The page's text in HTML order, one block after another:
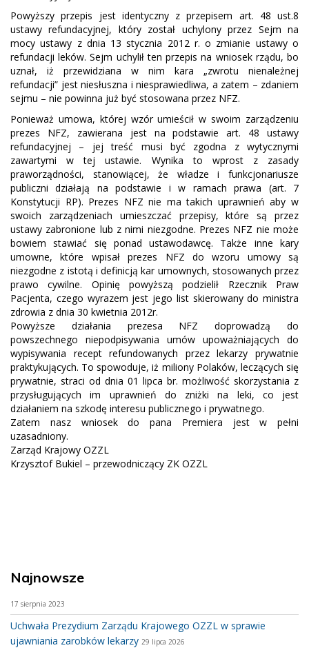
Powyższy przepis jest identyczny z przepisem art. 48 ust.8
ustawy refundacyjnej, który został uchylony przez Sejm na
mocy ustawy z dnia 13 stycznia 2012 r. o zmianie ustawy o
refundacji leków. Sejm uchylił ten przepis na wniosek rządu, bo
uznał, iż przewidziana w nim kara „zwrotu nienależnej
refundacji” jest niesłuszna i niesprawiedliwa, a zatem – zdaniem
sejmu – nie powinna już być stosowana przez NFZ.
Ponieważ umowa, której wzór umieścił w swoim zarządzeniu
prezes NFZ, zawierana jest na podstawie art. 48 ustawy
refundacyjnej – jej treść musi być zgodna z wytycznymi
zawartymi w tej ustawie. Wynika to wprost z zasady
praworządności, stanowiącej, że władze i funkcjonariusze
publiczni działają na podstawie i w ramach prawa (art. 7
Konstytucji RP). Prezes NFZ nie ma takich uprawnień aby w
swoich zarządzeniach umieszczać przepisy, które są przez
ustawy zabronione lub z nimi niezgodne. Prezes NFZ nie może
bowiem stawiać się ponad ustawodawcę. Także inne kary
umowne, które wpisał prezes NFZ do wzoru umowy są
niezgodne z istotą i definicją kar umownych, stosowanych przez
prawo cywilne. Opinię powyższą podzielił Rzecznik Praw
Pacjenta, czego wyrazem jest jego list skierowany do ministra
zdrowia z dnia 30 kwietnia 2012r.
Powyższe działania prezesa NFZ doprowadzą do
powszechnego niepodpisywania umów upoważniających do
wypisywania recept refundowanych przez lekarzy prywatnie
praktykujących. To spowoduje, iż miliony Polaków, leczących się
prywatnie, straci od dnia 01 lipca br. możliwość skorzystania z
przysługujących im uprawnień do zniżki na leki, co jest
działaniem na szkodę interesu publicznego i prywatnego.
Zatem nasz wniosek do pana Premiera jest w pełni
uzasadniony.
Zarząd Krajowy OZZL
Krzysztof Bukiel – przewodniczący ZK OZZL
Najnowsze
17 sierpnia 2023
Uchwała Prezydium Zarządu Krajowego OZZL w sprawie
ujawniania zarobków lekarzy 29 lipca 2026